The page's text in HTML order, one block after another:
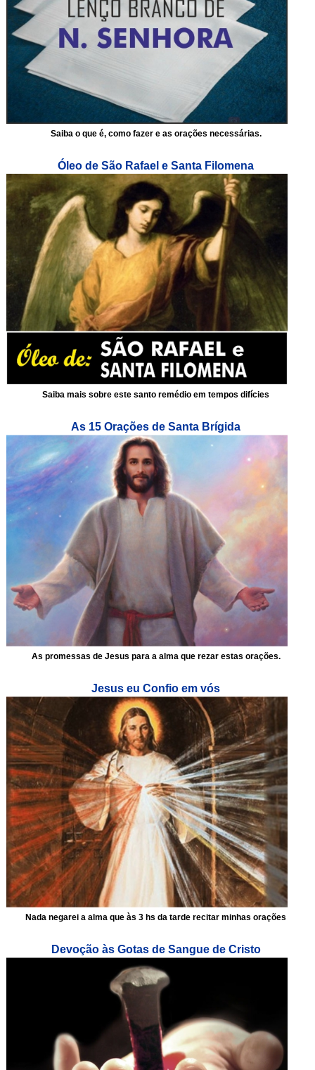
Saiba o que é, como fazer e as orações necessárias.
Óleo de São Rafael e Santa Filomena
Saiba mais sobre este santo remédio em tempos difícies
As 15 Orações de Santa Brígida
As promessas de Jesus para a alma que rezar estas orações.
Jesus eu Confio em vós
Nada negarei a alma que às 3 hs da tarde recitar minhas orações
Devoção às Gotas de Sangue de Cristo